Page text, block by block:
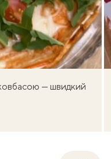
— швидкий